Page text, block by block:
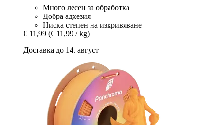
Много лесен за обработка
Добра адхезия
Ниска степен на изкривяване
€ 11,99 (€ 11,99 / kg)
Доставка до 14. август